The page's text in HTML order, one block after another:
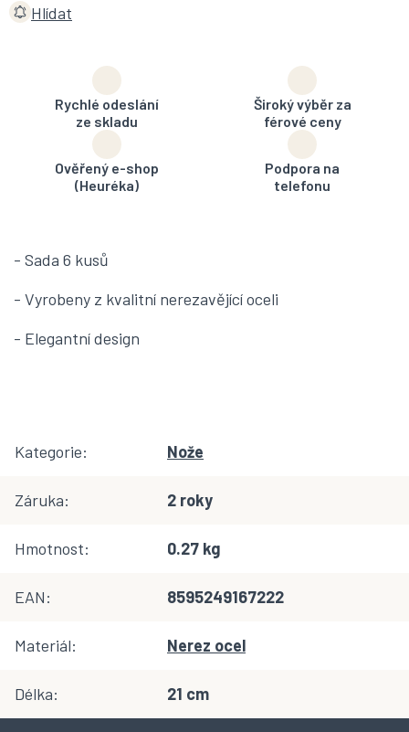
Hlídat
Rychlé odeslání
ze skladu
Široký výběr za
férové ceny
Ověřený e-shop
(Heuréka)
Podpora na
telefonu
- Sada 6 kusů
- Vyrobeny z kvalitní nerezavějící oceli
- Elegantní design
Kategorie: Nože
Záruka: 2 roky
Hmotnost: 0.27 kg
EAN: 8595249167222
Materiál: Nerez ocel
Délka: 21 cm